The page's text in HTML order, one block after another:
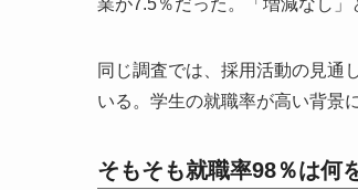
業が7.5％だった。「増減なし」
同じ調査では、採用活動の見通
いる。学生の就職率が高い背景
そもそも就職率98％は何